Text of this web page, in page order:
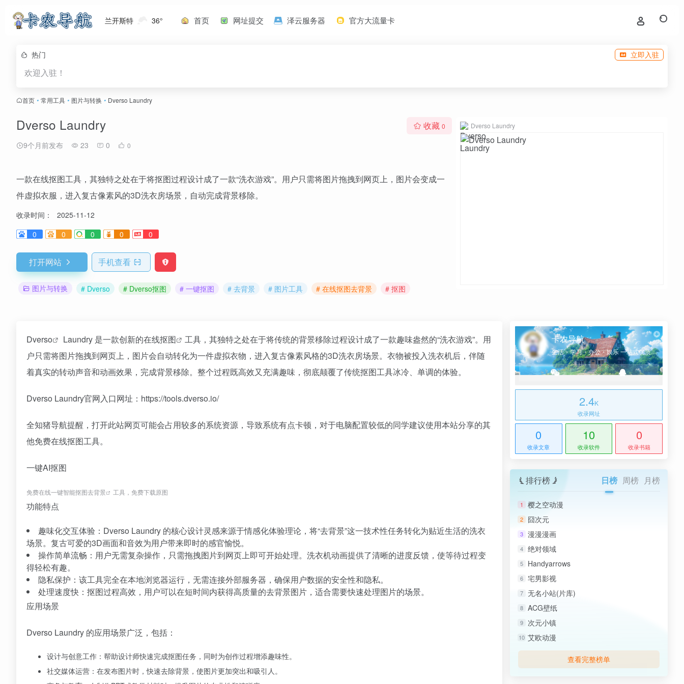
兰开斯特 36° 首页 网址提交 泽云服务器 官方大流量卡
热门 立即入驻
欢迎入驻！
首页 • 常用工具 • 图片与转换 • Dverso Laundry
Dverso Laundry
9个月前发布 23 0 0
收藏 0
一款在线抠图工具，其独特之处在于将抠图过程设计成了一款“洗衣游戏”。用户只需将图片拖拽到网页上，图片会变成一
件虚拟衣服，进入复古像素风的3D洗衣房场景，自动完成背景移除。
收录时间：
2025-11-12
0
0 0 0 0
打开网站 手机查看
图片与转换 # Dverso # Dverso抠图 # 一键抠图 # 去背景 # 图片工具 # 在线抠图去背景 # 抠图
Dverso Laundry
Dverso Laundry 是一款创新的在线抠图
工具，其独特之处在于将传统的背景移除过程设计成了一款趣味盎然的“洗衣游戏”。用
户只需将图片拖拽到网页上，图片会自动转化为一件虚拟衣物，进入复古像素风格的3D洗衣房场景。衣物被投入洗衣机后，伴随
着真实的转动声音和动画效果，完成背景移除。整个过程既高效又充满趣味，彻底颠覆了传统抠图工具冰冷、单调的体验。
Dverso Laundry官网入口网址：https://tools.dverso.io/
全知猪导航提醒，打开此站网页可能会占用较多的系统资源，导致系统有点卡顿，对于电脑配置较低的同学建议使用本站分享的其
他免费在线抠图工具。
一键AI抠图
免费在线一键智能抠图去背景 工具，免费下载原图
功能特点
趣味化交互体验：Dverso Laundry 的核心设计灵感来源于情感化体验理论，将“去背景”这一技术性任务转化为贴近生活的洗衣
场景。复古可爱的3D画面和音效为用户带来即时的感官愉悦。
操作简单流畅：用户无需复杂操作，只需拖拽图片到网页上即可开始处理。洗衣机动画提供了清晰的进度反馈，使等待过程变
得轻松有趣。
隐私保护：该工具完全在本地浏览器运行，无需连接外部服务器，确保用户数据的安全性和隐私。
处理速度快：抠图过程高效，用户可以在短时间内获得高质量的去背景图片，适合需要快速处理图片的场景。
应用场景
Dverso Laundry 的应用场景广泛，包括：
设计与创意工作：帮助设计师快速完成抠图任务，同时为创作过程增添趣味性。
社交媒体运营：在发布图片时，快速去除背景，使图片更加突出和吸引人。
卡农导航
生活・学习・办公・娱乐 一站式优质网址导航
2.4K
收录网址
0
收录文章
10
收录软件
0
收录书籍
排行榜 日榜 周榜 月榜
1 樱之空动漫
2 囧次元
3 漫漫漫画
4 绝对领域
5 Handyarrows
6 宅男影视
7 无名小站(片库)
8 ACG壁纸
9 次元小镇
10 艾欧动漫
查看完整榜单